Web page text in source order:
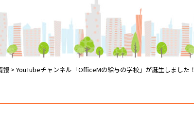
報 > YouTubeチャンネル「OfficeMの給与の学校」が誕生しました！